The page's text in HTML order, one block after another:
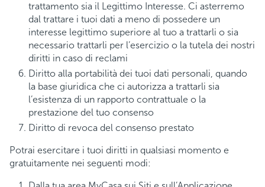
trattamento sia il Legittimo Interesse. Ci asterremo
dal trattare i tuoi dati a meno di possedere un
interesse legittimo superiore al tuo a trattarli o sia
necessario trattarli per l’esercizio o la tutela dei nostri
diritti in caso di reclami
Diritto alla portabilità dei tuoi dati personali, quando
la base giuridica che ci autorizza a trattarli sia
l’esistenza di un rapporto contrattuale o la
prestazione del tuo consenso
Diritto di revoca del consenso prestato
Potrai esercitare i tuoi diritti in qualsiasi momento e
gratuitamente nei seguenti modi: